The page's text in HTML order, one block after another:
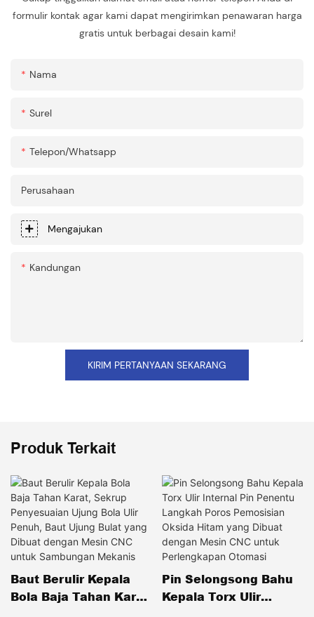
formulir kontak agar kami dapat mengirimkan penawaran harga
gratis untuk berbagai desain kami!
Nama
Surel
Telepon/whatsapp
Perusahaan
Mengajukan
Kandungan
KIRIM PERTANYAAN SEKARANG
Produk Terkait
Baut Berulir Kepala
Bola Baja Tahan Karat,
Pin Selongsong Bahu
Kepala Torx Ulir